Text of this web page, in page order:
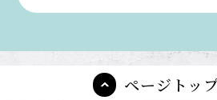
ページトッ